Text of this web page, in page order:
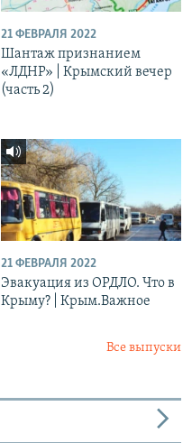
21 ФЕВРАЛЯ 2022
Шантаж признанием
«ЛДНР» | Крымский вечер
(часть 2)
21 ФЕВРАЛЯ 2022
Эвакуация из ОРДЛО. Что в
Крыму? | Крым.Важное
Все выпуски